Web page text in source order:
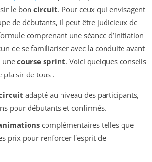
le bon circuit. Pour ceux qui envisagent
de débutants, il peut être judicieux de
comprenant une séance d’initiation
de se familiariser avec la conduite avant
unecourse sprint. Voici quelques conseils
plaisir de tous :
adapté au niveau des participants,
pour débutants et confirmés.
complémentaires telles que
prix pour renforcer l’esprit de